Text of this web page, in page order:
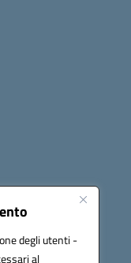
degli utenti -
al